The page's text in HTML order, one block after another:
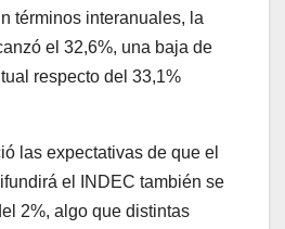
términos interanuales, la
el 32,6%, una baja de
respecto del 33,1%
las expectativas de que el
el INDEC también se
2%, algo que distintas